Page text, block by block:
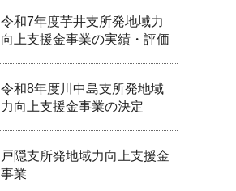
令和7年度芋井支所発地域力
向上支援金事業の実績・評価
令和8年度川中島支所発地域
力向上支援金事業の決定
戸隠支所発地域力向上支援金
事業